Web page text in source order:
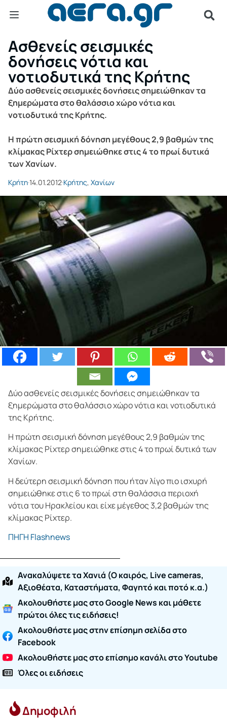
Ασθενείς σεισμικές
δονήσεις νότια και
νοτιοδυτικά της Κρήτης
Δύο ασθενείς σεισμικές δονήσεις σημειώθηκαν τα
ξημερώματα στο θαλάσσιο χώρο νότια και
νοτιοδυτικά της Κρήτης.
Η πρώτη σεισμική δόνηση μεγέθους 2,9 βαθμών της
κλίμακας Ρίχτερ σημειώθηκε στις 4 το πρωί δυτικά
των Χανίων.
Κρήτη14.01.2012 Κρήτης, Χανίων
Δύο ασθενείς σεισμικές δονήσεις σημειώθηκαν τα
ξημερώματα στο θαλάσσιο χώρο νότια και νοτιοδυτικά
της Κρήτης.
Η πρώτη σεισμική δόνηση μεγέθους 2,9 βαθμών της
κλίμακας Ρίχτερ σημειώθηκε στις 4 το πρωί δυτικά των
Χανίων.
Η δεύτερη σεισμική δόνηση που ήταν λίγο πιο ισχυρή
σημειώθηκε στις 6 το πρωί στη θαλάσσια περιοχή
νότια του Ηρακλείου και είχε μέγεθος 3,2 βαθμών της
κλίμακας Ρίχτερ.
ΠΗΓΗ Flashnews
Ανακαλύψετε τα Χανιά (O καιρός, Live cameras,
Αξιοθέατα, Καταστήματα, Φαγητό και ποτό κ.α.)
Ακολουθήστε μας στο Google News και μάθετε
πρώτοι όλες τις ειδήσεις!
Ακολουθήστε μας στην επίσημη σελίδα στο
Facebook
Ακολουθήστε μας στο επίσημο κανάλι στο Youtube
Όλες οι ειδήσεις
Δημοφιλή